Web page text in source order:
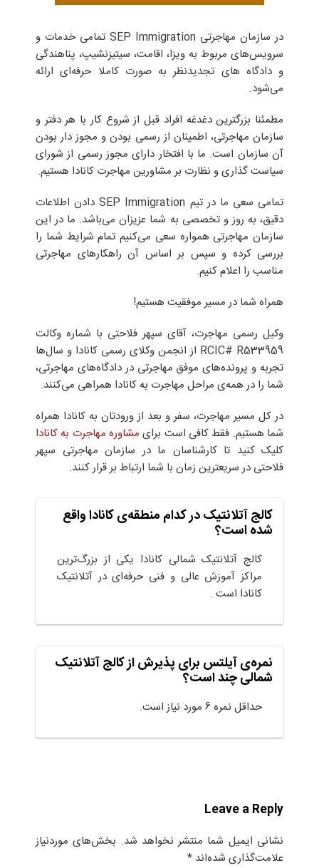
در سازمان مهاجرتی SEP Immigration تمامی خدمات و
سرویس‌های مربوط به ویزا، اقامت، سیتیزنشیپ، پناهندگی
و دادگاه های تجدیدنظر به صورت کاملا حرفه‌ای ارائه
می‌شود.
مطمئنا بزرگترین دغدغه‌ افراد قبل از شروع کار با هر دفتر و
سازمان مهاجرتی، اطمینان از رسمی بودن و مجوز دار بودن
آن سازمان است. ما با افتخار دارای مجوز رسمی از شورای
سیاست گذاری و نظارت بر مشاورین مهاجرت کانادا هستیم.
تمامی سعی ما در تیم SEP Immigration دادن اطلاعات
دقیق، به روز و تخصصی به شما عزیزان می‌باشد. ما در این
سازمان مهاجرتی همواره سعی می‌کنیم تمام شرایط شما را
بررسی کرده و سپس بر اساس آن راهکارهای مهاجرتی
مناسب را اعلام کنیم.
همراه شما در مسیر موفقیت هستیم!
وکیل رسمی مهاجرت، آقای سپهر فلاحتی با شماره وکالت
RCIC# R533959 از انجمن وکلای رسمی کانادا و سال‌ها
تجربه و پرونده‌های موفق مهاجرتی در دادگاه‌های مهاجرتی،
شما را در همه‌ی مراحل مهاجرت به کانادا همراهی می‌کنند.
در کل مسیر مهاجرت، سفر و بعد از ورودتان به کانادا همراه
شما هستیم. فقط کافی است برای مشاوره مهاجرت به کانادا
کلیک کنید تا کارشناسان ما در سازمان مهاجرتی سپهر
فلاحتی در سریعترین زمان با شما ارتباط بر قرار کنند.
کالج آتلانتیک در کدام منطقه‌ی کانادا واقع
شده است؟
کالج آتلانتیک شمالی کانادا یکی از بزرگ‌ترین
مراکز آموزش عالی و فنی حرفه‌ای در آتلانتیک
کانادا است .
نمره‌ی آیلتس برای پذیرش از کالج آتلانتیک
شمالی چند است؟
حداقل نمره 6 مورد نیاز است.
Leave a Reply
نشانی ایمیل شما منتشر نخواهد شد. بخش‌های موردنیاز
علامت‌گذاری شده‌اند *